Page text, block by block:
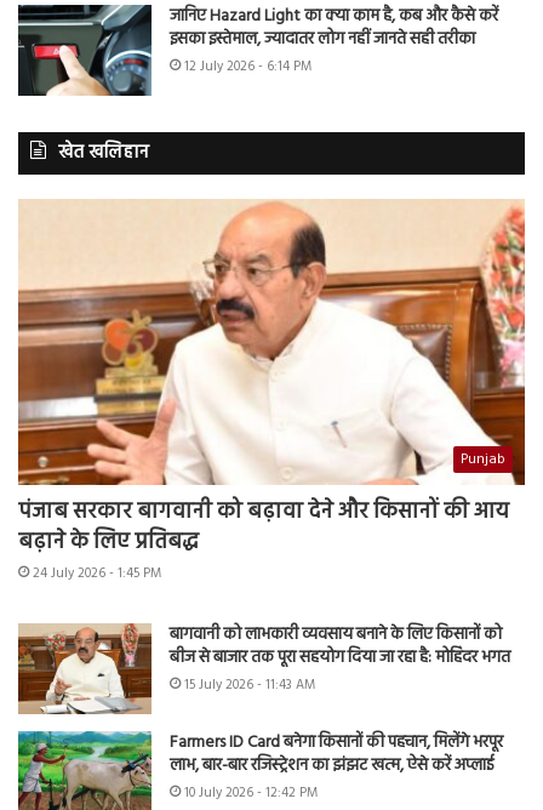
जानिए Hazard Light का क्या काम है, कब और कैसे करें
इसका इस्तेमाल, ज्यादातर लोग नहीं जानते सही तरीका
12 July 2026 - 6:14 PM
खेत खलिहान
Punjab
पंजाब सरकार बागवानी को बढ़ावा देने और किसानों की आय
बढ़ाने के लिए प्रतिबद्ध
24 July 2026 - 1:45 PM
बागवानी को लाभकारी व्यवसाय बनाने के लिए किसानों को
बीज से बाजार तक पूरा सहयोग दिया जा रहा है: मोहिंदर भगत
15 July 2026 - 11:43 AM
Farmers ID Card बनेगा किसानों की पहचान, मिलेंगे भरपूर
लाभ, बार-बार रजिस्ट्रेशन का झंझट खत्म, ऐसे करें अप्लाई
10 July 2026 - 12:42 PM